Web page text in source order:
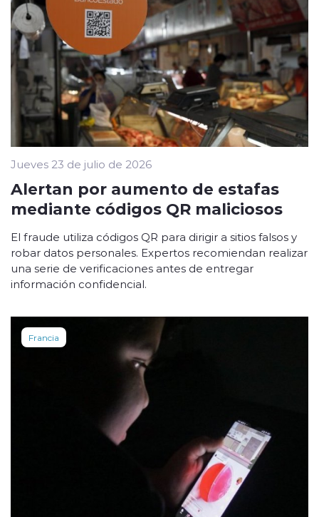
Jueves 23 de julio de 2026
Alertan por aumento de estafas
mediante códigos QR maliciosos
El fraude utiliza códigos QR para dirigir a sitios falsos y
robar datos personales. Expertos recomiendan realizar
una serie de verificaciones antes de entregar
información confidencial.
Francia